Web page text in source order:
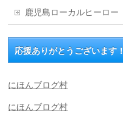
鹿児島ローカルヒーロー
応援ありがとうございます！
にほんブログ村
にほんブログ村